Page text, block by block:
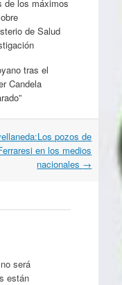
de los máximos
de Salud
tras el
Candela
pozos de
en los medios
nacionales →
será
están